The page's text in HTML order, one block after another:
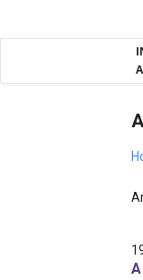
Processos - IBDFAM